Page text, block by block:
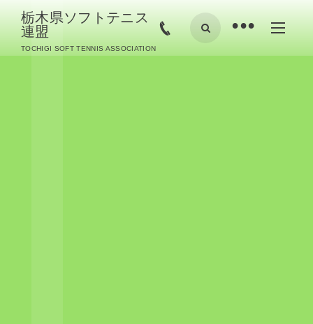
栃木県ソフトテニス
連盟
TOCHIGI SOFT TENNIS ASSOCIATION
•